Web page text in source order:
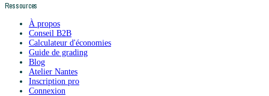
Ressources
À propos
Conseil B2B
Calculateur d'économies
Guide de grading
Blog
Atelier Nantes
Inscription pro
Connexion